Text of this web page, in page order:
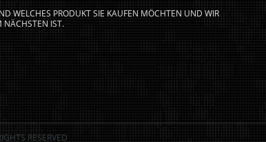
WELCHES PRODUKT SIE KAUFEN MÖCHTEN UND WIR
NÄCHSTEN IST.
RESERVED